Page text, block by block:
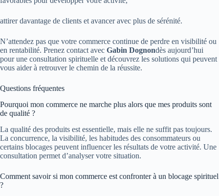
attirer davantage de clients et avancer avec plus de sérénité.
N’attendez pas que votre commerce continue de perdre en visibilité ou
en rentabilité. Prenez contact avec Gabin Dognondès aujourd’hui
pour une consultation spirituelle et découvrez les solutions qui peuvent
vous aider à retrouver le chemin de la réussite.
Questions fréquentes
Pourquoi mon commerce ne marche plus alors que mes produits sont
de qualité ?
La qualité des produits est essentielle, mais elle ne suffit pas toujours.
La concurrence, la visibilité, les habitudes des consommateurs ou
certains blocages peuvent influencer les résultats de votre activité. Une
consultation permet d’analyser votre situation.
Comment savoir si mon commerce est confronter à un blocage spirituel
?